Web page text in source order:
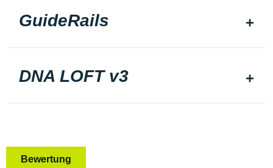
GuideRails
DNA LOFT v3
Bewertung